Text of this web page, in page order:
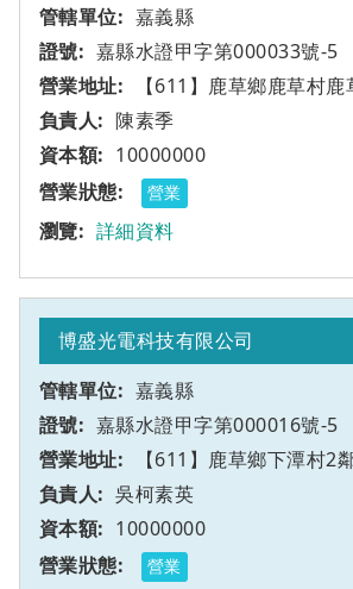
嘉義縣
嘉縣水證甲字第000033號-5
【611】鹿草鄉鹿草村
陳素季
10000000
營業
詳細資料
博盛光電科技有限公司
嘉義縣
嘉縣水證甲字第000016號-5
【611】鹿草鄉下潭村2
吳柯素英
10000000
營業